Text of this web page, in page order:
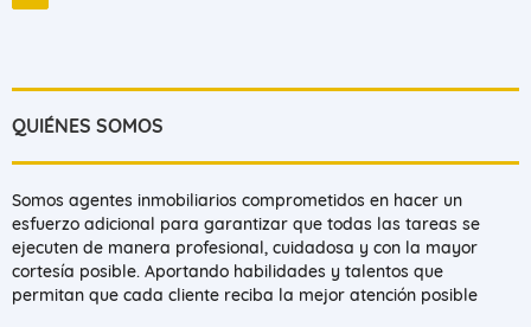
QUIÉNES SOMOS
Somos agentes inmobiliarios comprometidos en hacer un
esfuerzo adicional para garantizar que todas las tareas se
ejecuten de manera profesional, cuidadosa y con la mayor
cortesía posible. Aportando habilidades y talentos que
permitan que cada cliente reciba la mejor atención posible